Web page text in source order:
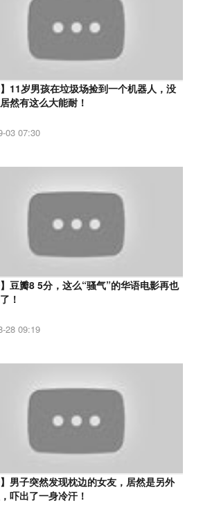
】11岁男孩在垃圾场捡到一个机器人，没
然有这么大能耐！
03 07:30
】豆瓣8 5分，这么“骚气”的华语电影再也
！
28 09:19
】男子突然发现枕边的女友，居然是另外
吓出了一身冷汗！